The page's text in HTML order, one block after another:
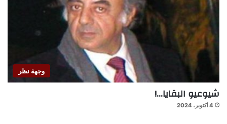
وجهة نظر
شيوعيو البقايا…!
4 أكتوبر، 2024